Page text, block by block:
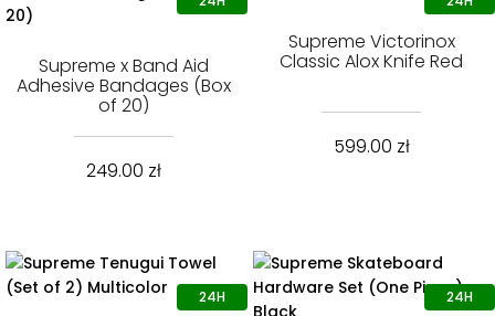
Supreme x Band Aid
Adhesive Bandages (Box
of 20)
249.00 zł
Supreme Victorinox
Classic Alox Knife Red
599.00 zł